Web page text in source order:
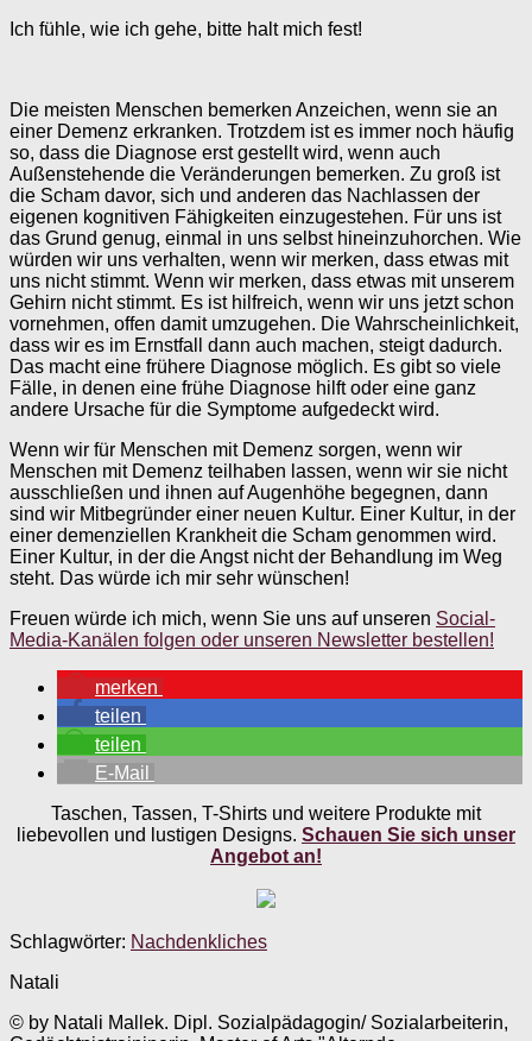
Ich fühle, wie ich gehe, bitte halt mich fest!
Die meisten Menschen bemerken Anzeichen, wenn sie an
einer Demenz erkranken. Trotzdem ist es immer noch häufig
so, dass die Diagnose erst gestellt wird, wenn auch
Außenstehende die Veränderungen bemerken. Zu groß ist
die Scham davor, sich und anderen das Nachlassen der
eigenen kognitiven Fähigkeiten einzugestehen. Für uns ist
das Grund genug, einmal in uns selbst hineinzuhorchen. Wie
würden wir uns verhalten, wenn wir merken, dass etwas mit
uns nicht stimmt. Wenn wir merken, dass etwas mit unserem
Gehirn nicht stimmt. Es ist hilfreich, wenn wir uns jetzt schon
vornehmen, offen damit umzugehen. Die Wahrscheinlichkeit,
dass wir es im Ernstfall dann auch machen, steigt dadurch.
Das macht eine frühere Diagnose möglich. Es gibt so viele
Fälle, in denen eine frühe Diagnose hilft oder eine ganz
andere Ursache für die Symptome aufgedeckt wird.
Wenn wir für Menschen mit Demenz sorgen, wenn wir
Menschen mit Demenz teilhaben lassen, wenn wir sie nicht
ausschließen und ihnen auf Augenhöhe begegnen, dann
sind wir Mitbegründer einer neuen Kultur. Einer Kultur, in der
einer demenziellen Krankheit die Scham genommen wird.
Einer Kultur, in der die Angst nicht der Behandlung im Weg
steht. Das würde ich mir sehr wünschen!
Freuen würde ich mich, wenn Sie uns auf unseren Social-
Media-Kanälen folgen oder unseren Newsletter bestellen!
merken
teilen
teilen
E-Mail
Taschen, Tassen, T-Shirts und weitere Produkte mit
liebevollen und lustigen Designs. Schauen Sie sich unser
Angebot an!
Schlagwörter: Nachdenkliches
Natali
© by Natali Mallek. Dipl. Sozialpädagogin/ Sozialarbeiterin,